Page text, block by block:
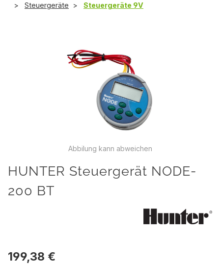
Steuergeräte
Steuergeräte 9V
Abbilung kann abweichen
HUNTER Steuergerät NODE-
200 BT
199,38 €